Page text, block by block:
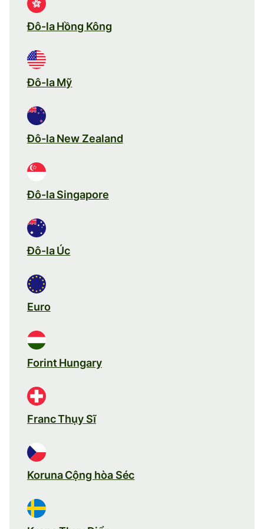
Đô-la Hồng Kông
Đô-la Mỹ
Đô-la New Zealand
Đô-la Singapore
Đô-la Úc
Euro
Forint Hungary
Franc Thụy Sĩ
Koruna Cộng hòa Séc